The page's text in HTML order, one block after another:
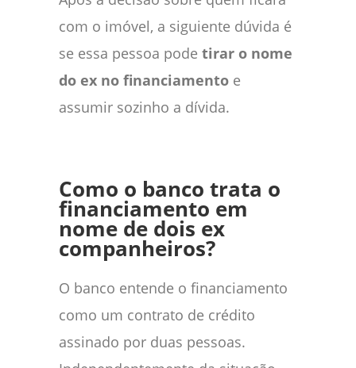
com o imóvel, a siguiente dúvida é
se essa pessoa pode tirar o nome
do ex no financiamento e
assumir sozinho a dívida.
Como o banco trata o
financiamento em
nome de dois ex
companheiros?
O banco entende o financiamento
como um contrato de crédito
assinado por duas pessoas.